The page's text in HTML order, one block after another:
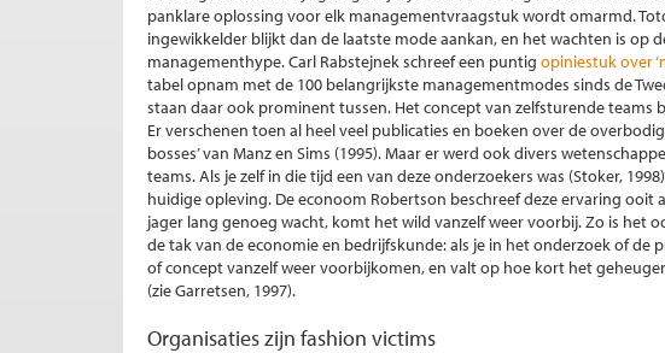
panklare oplossing voor elk managementvraagstuk wordt omarmd.
ingewikkelder blijkt dan de laatste mode aankan, en het wachten is op
managementhype. Carl Rabstejnek schreef een puntig opiniestuk over
tabel opnam met de 100 belangrijkste managementmodes sinds de
staan daar ook prominent tussen. Het concept van zelfsturende teams
Er verschenen toen al heel veel publicaties en boeken over de
bosses’ van Manz en Sims (1995). Maar er werd ook divers
teams. Als je zelf in die tijd een van deze onderzoekers was (Stoker,
huidige opleving. De econoom Robertson beschreef deze ervaring ooit
jager lang genoeg wacht, komt het wild vanzelf weer voorbij. Zo is het
de tak van de economie en bedrijfskunde: als je in het onderzoek of de
of concept vanzelf weer voorbijkomen, en valt op hoe kort het
(zie Garretsen, 1997).
Organisaties zijn fashion victims